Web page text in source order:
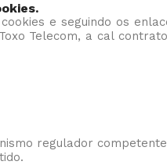
e seguindo os
Telecom, a cal
regulador